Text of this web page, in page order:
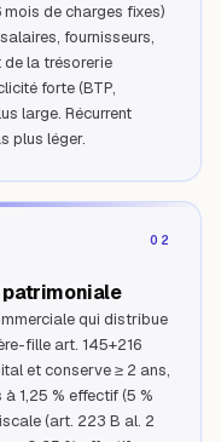
mois de charges fixes)
fournisseurs,
la trésorerie
forte (BTP,
large. Récurrent
plus léger.
02
patrimoniale
qui distribue
fille art. 145+216
et conserve ≥ 2 ans,
1,25 % effectif (5 %
(art. 223 B al. 2